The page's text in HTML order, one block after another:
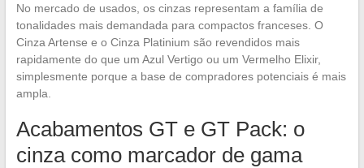
No mercado de usados, os cinzas representam a família de
tonalidades mais demandada para compactos franceses. O
Cinza Artense e o Cinza Platinium são revendidos mais
rapidamente do que um Azul Vertigo ou um Vermelho Elixir,
simplesmente porque a base de compradores potenciais é mais
ampla.
Acabamentos GT e GT Pack: o
cinza como marcador de gama